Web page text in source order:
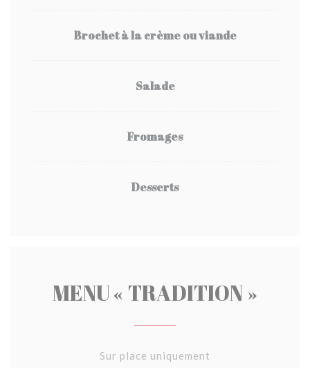
Brochet à la crème ou viande
Salade
Fromages
Desserts
MENU « TRADITION »
Sur place uniquement